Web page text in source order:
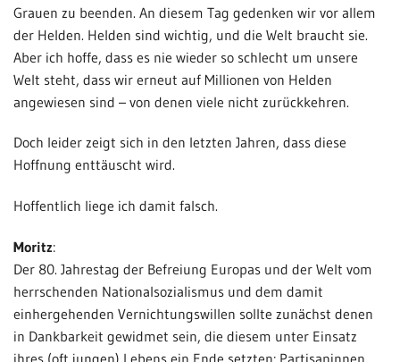
Grauen zu beenden. An diesem Tag gedenken wir vor allem
der Helden. Helden sind wichtig, und die Welt braucht sie.
Aber ich hoffe, dass es nie wieder so schlecht um unsere
Welt steht, dass wir erneut auf Millionen von Helden
angewiesen sind – von denen viele nicht zurückkehren.
Doch leider zeigt sich in den letzten Jahren, dass diese
Hoffnung enttäuscht wird.
Hoffentlich liege ich damit falsch.
Moritz:
Der 80. Jahrestag der Befreiung Europas und der Welt vom
herrschenden Nationalsozialismus und dem damit
einhergehenden Vernichtungswillen sollte zunächst denen
in Dankbarkeit gewidmet sein, die diesem unter Einsatz
ihres (oft jungen) Lebens ein Ende setzten: Partisaninnen,